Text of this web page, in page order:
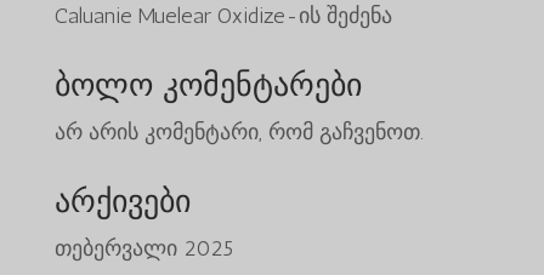
Caluanie Muelear Oxidize-ის შეძენა
ბოლო კომენტარები
არ არის კომენტარი, რომ გაჩვენოთ.
არქივები
თებერვალი 2025